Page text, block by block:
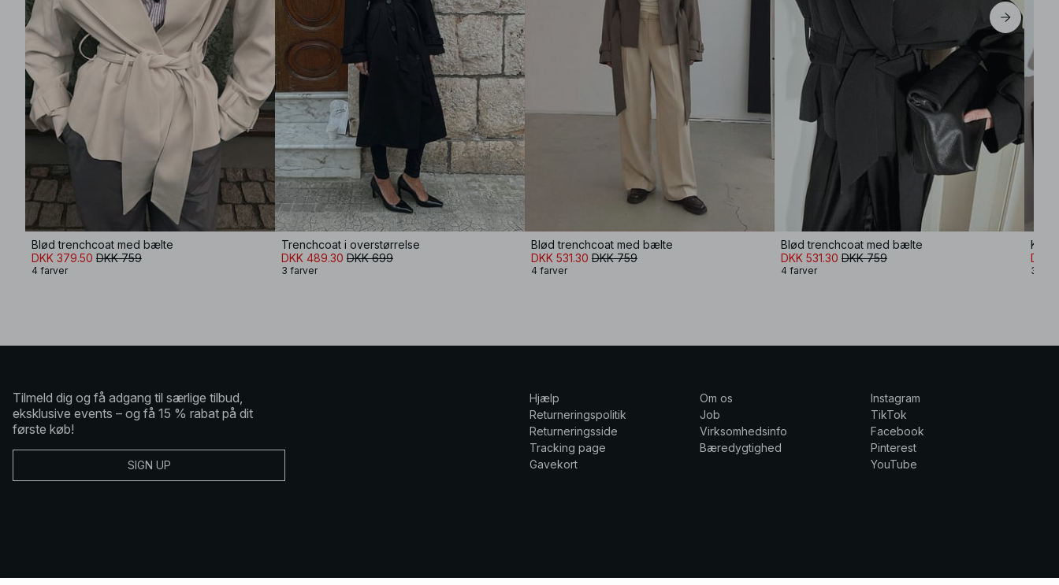
Blød trenchcoat med bælte
DKK 379.50 DKK 759
4 farver
Trenchcoat i overstørrelse
DKK 489.30 DKK 699
3 farver
Blød trenchcoat med bælte
DKK 531.30 DKK 759
4 farver
Blød trenchcoat med bælte
DKK 531.30 DKK 759
4 farver
Kort
DKK
3
Tilmeld dig og få adgang til særlige tilbud,
eksklusive events – og få 15 % rabat på dit
første køb!
SIGN UP
Hjælp
Returneringspolitik
Returneringsside
Tracking page
Gavekort
Om os
Job
Virksomhedsinfo
Bæredygtighed
Instagram
TikTok
Facebook
Pinterest
YouTube